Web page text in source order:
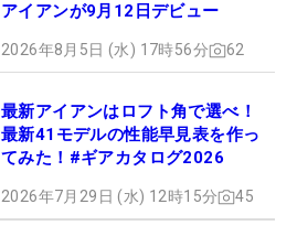
アイアンが9月12日デビュー
2026年8月5日 (水) 17時56分 62
最新アイアンはロフト角で選べ！
最新41モデルの性能早見表を作っ
てみた！#ギアカタログ2026
2026年7月29日 (水) 12時15分 45